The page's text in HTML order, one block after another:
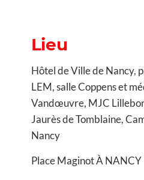
Lieu
Hôtel de Ville de Nancy,
LEM, salle Coppens et
Vandœuvre, MJC
Jaurès de Tomblaine,
Nancy
Place Maginot À NANCY